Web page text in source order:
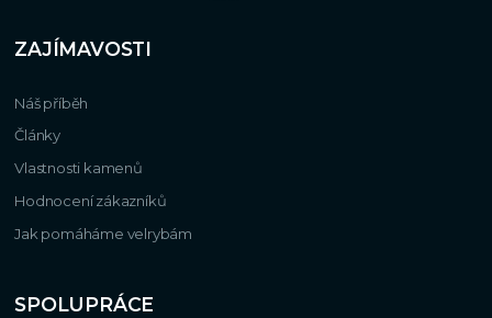
ZAJÍMAVOSTI
Náš příběh
Články
Vlastnosti kamenů
Hodnocení zákazníků
Jak pomáháme velrybám
SPOLUPRÁCE